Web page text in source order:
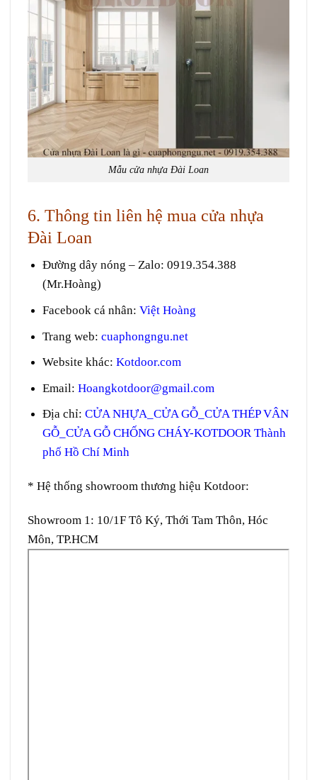
Mẫu cửa nhựa Đài Loan
6. Thông tin liên hệ mua cửa nhựa
Đài Loan
Đường dây nóng – Zalo: 0919.354.388
(Mr.Hoàng)
Facebook cá nhân: Việt Hoàng
Trang web: cuaphongngu.net
Website khác: Kotdoor.com
Email: Hoangkotdoor@gmail.com
Địa chỉ: CỬA NHỰA_CỬA GỖ_CỬA THÉP VÂN
GỖ_CỬA GỖ CHỐNG CHÁY-KOTDOOR Thành
phố Hồ Chí Minh
* Hệ thống showroom thương hiệu Kotdoor:
Showroom 1: 10/1F Tô Ký, Thới Tam Thôn, Hóc
Môn, TP.HCM